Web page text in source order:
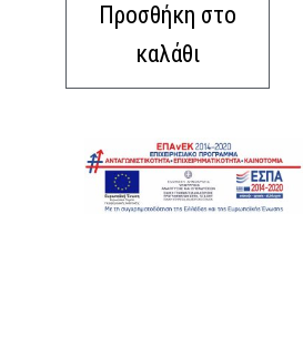
Προσθήκη στο
καλάθι